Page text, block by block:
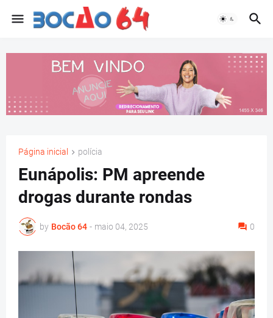
Página inicial polícia
Eunápolis: PM apreende
drogas durante rondas
by Bocão 64 - maio 04, 2025 0